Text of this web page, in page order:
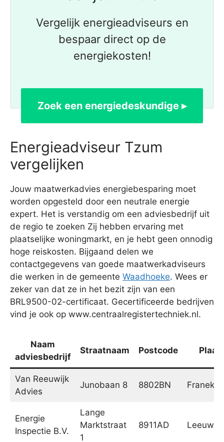
Vergelijk energieadviseurs en
bespaar direct op de
energiekosten!
Zoek een energiedeskundige ▸
Energieadviseur Tzum
vergelijken
Jouw maatwerkadvies energiebesparing moet
worden opgesteld door een neutrale energie
expert. Het is verstandig om een adviesbedrijf uit
de regio te zoeken Zij hebben ervaring met
plaatselijke woningmarkt, en je hebt geen onnodig
hoge reiskosten. Bijgaand delen we
contactgegevens van goede maatwerkadviseurs
die werken in de gemeente Waadhoeke. Wees er
zeker van dat ze in het bezit zijn van een
BRL9500-02-certificaat. Gecertificeerde bedrijven
vind je ook op www.centraalregistertechniek.nl.
Naam
adviesbedrijf
Straatnaam Postcode
Van Reeuwijk
Advies
Junobaan 8 8802BN Franeker
Energie
Inspectie B.V.
Lange
Marktstraat
1
8911AD